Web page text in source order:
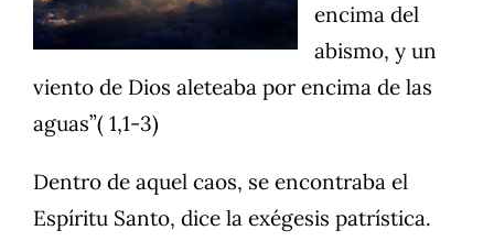
encima del
abismo, y un
viento de Dios aleteaba por encima de las
aguas”( 1,1-3)
Dentro de aquel caos, se encontraba el
Espíritu Santo, dice la exégesis patrística.